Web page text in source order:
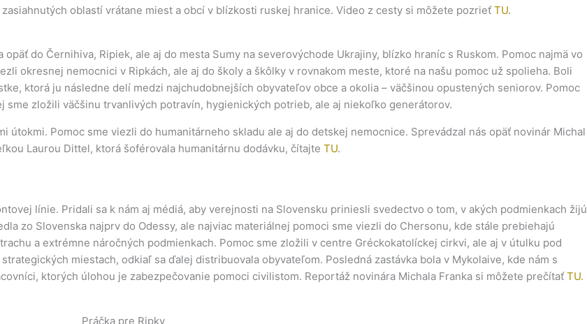
oblastí vrátane miest a obcí v blízkosti ruskej hranice. Video z cesty si môžete pozrieť TU.
do Černihiva, Ripiek, ale aj do mesta Sumy na severovýchode Ukrajiny, blízko hraníc s Ruskom. Pomoc najmä vo
okresnej nemocnici v Ripkách, ale aj do školy a škôlky v rovnakom meste, ktoré na našu pomoc už spolieha. Boli
ktorá ju následne delí medzi najchudobnejších obyvateľov obce a okolia – väčšinou opustených seniorov. Pomoc
zložili väčšinu trvanlivých potravín, hygienických potrieb, ale aj niekoľko generátorov.
Pomoc sme viezli do humanitárneho skladu ale aj do detskej nemocnice. Sprevádzal nás opäť novinár Michal
Laurou Dittel, ktorá šoférovala humanitárnu dodávku, čítajte TU.
línie. Pridali sa k nám aj médiá, aby verejnosti na Slovensku priniesli svedectvo o tom, v akých podmienkach žijú
zo Slovenska najprv do Odessy, ale najviac materiálnej pomoci sme viezli do Chersonu, kde stále prebiehajú
a extrémne náročných podmienkach. Pomoc sme zložili v centre Gréckokatolíckej cirkvi, ale aj v útulku pod
miestach, odkiaľ sa ďalej distribuovala obyvateľom. Posledná zastávka bola v Mykolaive, kde nám s
ktorých úlohou je zabezpečovanie pomoci civilistom. Reportáž novinára Michala Franka si môžete prečítať TU.